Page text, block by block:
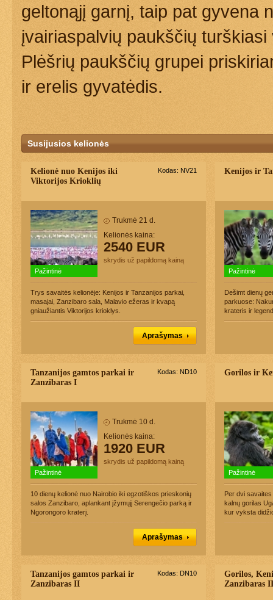
geltonąjį garnį, taip pat gyvena
įvairiaspalvių paukščių
Plėšrių paukščių grupei
ir erelis gyvatėdis.
Susijusios kelionės
Kelionė nuo Kenijos iki
Viktorijos Krioklių
Kodas: NV21
Pažintinė
Trukmė 21 d.
Kelionės kaina:
2540 EUR
skrydis už papildomą kainą
Trys savaitės kelionėje: Kenijos ir Tanzanijos parkai,
masajai, Zanzibaro sala, Malavio ežeras ir kvapą
gniaužiantis Viktorijos krioklys.
Aprašymas
Kenijos ir
Pažintinė
Dešimt dienų
parkuose:
krateris ir
Tanzanijos gamtos parkai ir
Zanzibaras I
Kodas: ND10
Pažintinė
Trukmė 10 d.
Kelionės kaina:
1920 EUR
skrydis už papildomą kainą
10 dienų kelionė nuo Nairobio iki egzotiškos prieskonių
salos Zanzibaro, aplankant įžymųjį Serengečio parką ir
Ngorongoro kraterį.
Aprašymas
Gorilos ir
Pažintinė
Per dvi
kalnų gorilas
kur vyksta
Tanzanijos gamtos parkai ir
Zanzibaras II
Kodas: DN10
Gorilos,
Zanzibaras II